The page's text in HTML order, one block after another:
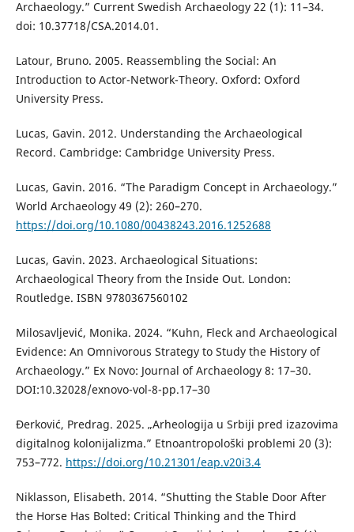
Archaeology.” Current Swedish Archaeology 22 (1): 11–34.
doi: 10.37718/CSA.2014.01.
Latour, Bruno. 2005. Reassembling the Social: An
Introduction to Actor-Network-Theory. Oxford: Oxford
University Press.
Lucas, Gavin. 2012. Understanding the Archaeological
Record. Cambridge: Cambridge University Press.
Lucas, Gavin. 2016. “The Paradigm Concept in Archaeology.”
World Archaeology 49 (2): 260–270.
https://doi.org/10.1080/00438243.2016.1252688
Lucas, Gavin. 2023. Archaeological Situations:
Archaeological Theory from the Inside Out. London:
Routledge. ISBN 9780367560102
Milosavljević, Monika. 2024. “Kuhn, Fleck and Archaeological
Evidence: An Omnivorous Strategy to Study the History of
Archaeology.” Ex Novo: Journal of Archaeology 8: 17–30.
DOI:10.32028/exnovo-vol-8-pp.17–30
Đerković, Predrag. 2025. „Arheologija u Srbiji pred izazovima
digitalnog kolonijalizma.” Etnoantropološki problemi 20 (3):
753–772. https://doi.org/10.21301/eap.v20i3.4
Niklasson, Elisabeth. 2014. “Shutting the Stable Door After
the Horse Has Bolted: Critical Thinking and the Third